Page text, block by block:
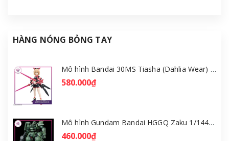
HÀNG NÓNG BỎNG TAY
Mô hình Bandai 30MS Tiasha (Dahlia Wear) [Color B] [GDB] [30MS]
580.000₫
Mô hình Gundam Bandai HGGQ Zaku 1/144 – MSG GQuuuuuuX [GDB] [BHG]
460.000₫